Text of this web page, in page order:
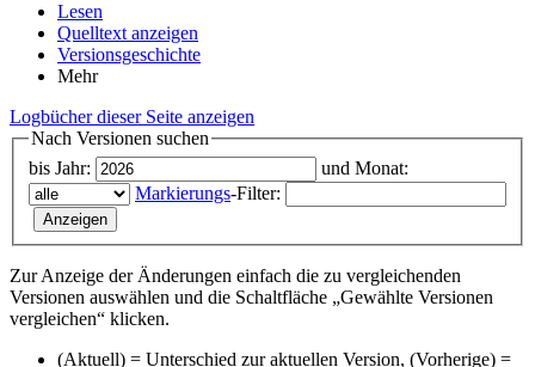
Lesen
Quelltext anzeigen
Versionsgeschichte
Mehr
Logbücher dieser Seite anzeigen
Nach Versionen suchen
bis Jahr:
und Monat:
Markierungs-Filter:
Zur Anzeige der Änderungen einfach die zu vergleichenden
Versionen auswählen und die Schaltfläche „Gewählte Versionen
vergleichen“ klicken.
(Aktuell) = Unterschied zur aktuellen Version, (Vorherige) =